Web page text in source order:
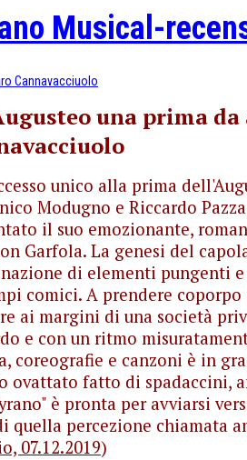
Musical-
Cannavacciuolo
una prima da
unico alla prima
Modugno e Riccardo
il suo emozionante,
Garfola. La genesi del
di elementi pungenti
comici. A prendere
ai margini di una società
e con un ritmo
coreografie e canzoni è in
ovattato fatto di spadaccini,
è pronta per avviarsi
quella percezione chiamata
07.12.2019)